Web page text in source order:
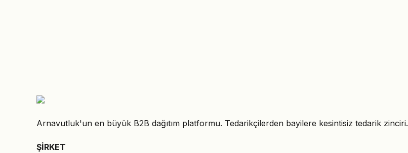
Arnavutluk'un en büyük B2B dağıtım platformu. Tedarikçilerden bayilere kesintisiz tedarik zinciri.
ŞİRKET